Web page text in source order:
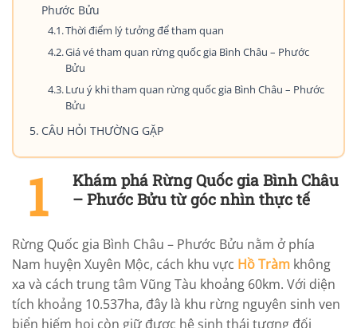
Phước Bửu
Thời điểm lý tưởng để tham quan
Giá vé tham quan rừng quốc gia Bình Châu – Phước
Bửu
Lưu ý khi tham quan rừng quốc gia Bình Châu – Phước
Bửu
CÂU HỎI THƯỜNG GẶP
Khám phá Rừng Quốc gia Bình Châu
– Phước Bửu từ góc nhìn thực tế
Rừng Quốc gia Bình Châu – Phước Bửu nằm ở phía
Nam huyện Xuyên Mộc, cách khu vực Hồ Tràm không
xa và cách trung tâm Vũng Tàu khoảng 60km. Với diện
tích khoảng 10.537ha, đây là khu rừng nguyên sinh ven
biển hiếm hoi còn giữ được hệ sinh thái tương đối